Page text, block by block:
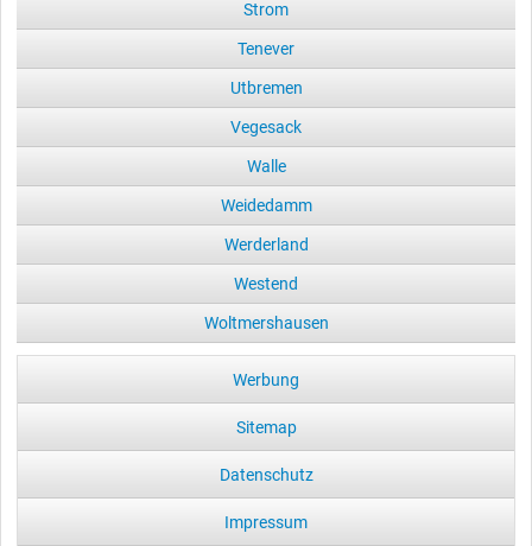
Strom
Tenever
Utbremen
Vegesack
Walle
Weidedamm
Werderland
Westend
Woltmershausen
Werbung
Sitemap
Datenschutz
Impressum